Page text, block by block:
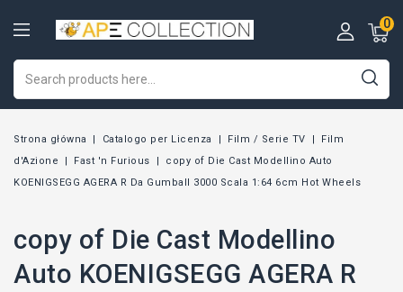
0
Strona główna Catalogo per Licenza Film / Serie TV
Film
d'Azione
Fast 'n Furious
copy of Die Cast Modellino Auto
KOENIGSEGG AGERA R Da Gumball 3000 Scala 1:64 6cm Hot Wheels
copy of Die Cast Modellino
Auto KOENIGSEGG AGERA R